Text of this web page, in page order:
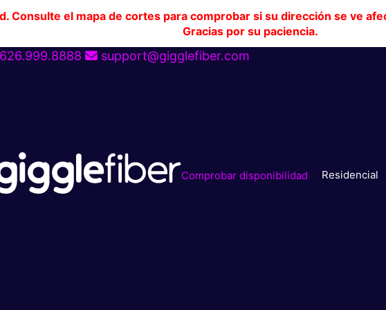
Consulte el mapa de cortes para comprobar si su dirección se ve
Gracias por su paciencia.
626.999.8888
support@gigglefiber.com
Comprobar disponibilidad Residencial